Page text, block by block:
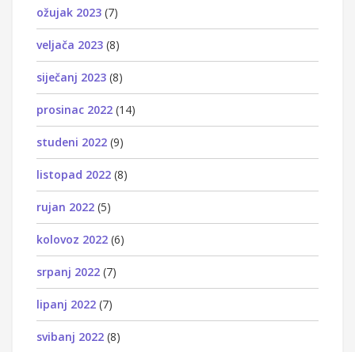
ožujak 2023 (7)
veljača 2023 (8)
siječanj 2023 (8)
prosinac 2022 (14)
studeni 2022 (9)
listopad 2022 (8)
rujan 2022 (5)
kolovoz 2022 (6)
srpanj 2022 (7)
lipanj 2022 (7)
svibanj 2022 (8)